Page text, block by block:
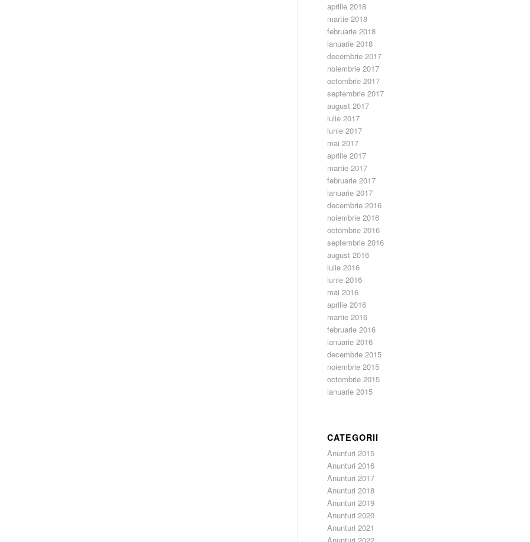
aprilie 2018
martie 2018
februarie 2018
ianuarie 2018
decembrie 2017
noiembrie 2017
octombrie 2017
septembrie 2017
august 2017
iulie 2017
iunie 2017
mai 2017
aprilie 2017
martie 2017
februarie 2017
ianuarie 2017
decembrie 2016
noiembrie 2016
octombrie 2016
septembrie 2016
august 2016
iulie 2016
iunie 2016
mai 2016
aprilie 2016
martie 2016
februarie 2016
ianuarie 2016
decembrie 2015
noiembrie 2015
octombrie 2015
ianuarie 2015
CATEGORII
Anunturi 2015
Anunturi 2016
Anunturi 2017
Anunturi 2018
Anunturi 2019
Anunturi 2020
Anunturi 2021